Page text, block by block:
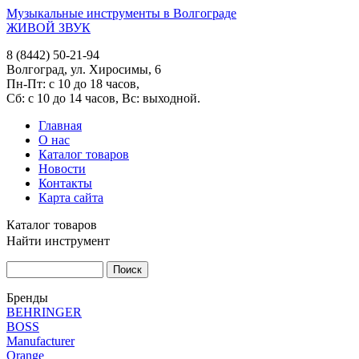
Музыкальные инструменты в Волгограде
ЖИВОЙ ЗВУК
8 (8442) 50-21-94
Волгоград, ул. Хиросимы, 6
Пн-Пт: с 10 до 18 часов,
Сб: с 10 до 14 часов, Вс: выходной.
Главная
О нас
Каталог товаров
Новости
Контакты
Карта сайта
Каталог товаров
Найти инструмент
Бренды
BEHRINGER
BOSS
Manufacturer
Orange